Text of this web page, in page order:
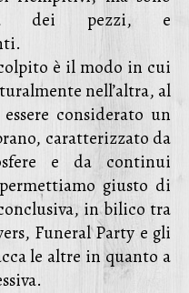
dei pezzi, e
è il modo in cui
nell’altra, al
considerato un
caratterizzato da
e da continui
giusto di
in bilico tra
Funeral Party e gli
le altre in quanto a